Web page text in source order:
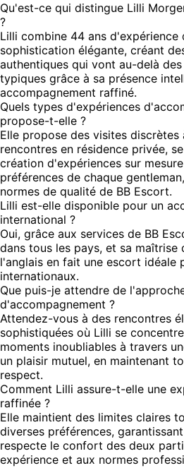
Qu'est-ce qui distingue Lilli
?
Lilli combine 44 ans d'expérience
sophistication élégante, créant
authentiques qui vont au-delà
typiques grâce à sa présence
accompagnement raffiné.
Quels types d'expériences
propose-t-elle ?
Elle propose des visites
rencontres en résidence privée,
création d'expériences sur
préférences de chaque
normes de qualité de BB Escort.
Lilli est-elle disponible pour un
international ?
Oui, grâce aux services de BB
dans tous les pays, et sa maîtrise
l'anglais en fait une escort idéale
internationaux.
Que puis-je attendre de
d'accompagnement ?
Attendez-vous à des rencontres
sophistiquées où Lilli se
moments inoubliables à travers
un plaisir mutuel, en maintenant
respect.
Comment Lilli assure-t-elle une
raffinée ?
Elle maintient des limites claires
diverses préférences,
respecte le confort des deux
expérience et aux normes